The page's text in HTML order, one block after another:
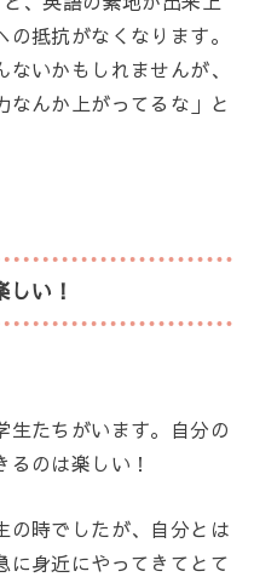
抵抗がなくなります。
いかもしれませんが、
なんか上がってるな」と
い！
生たちがいます。自分の
のは楽しい！
の時でしたが、自分とは
に身近にやってきてとて